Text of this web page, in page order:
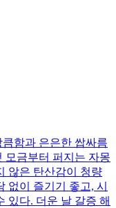
함과 은은한 쌉싸름
모금부터 퍼지는 자몽
않은 탄산감이 청량
없이 즐기기 좋고, 시
있다. 더운 날 갈증 해